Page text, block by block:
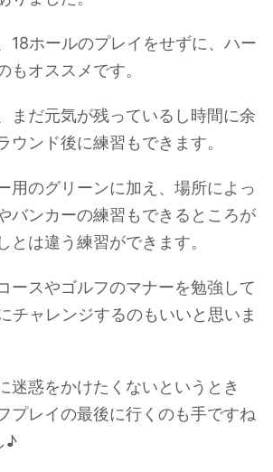
18ホールのプレイをせずに、ハー
もオススメです。
まだ元気が残っているし時間に余
ウンド後に練習もできます。
用のグリーンに加え、場所によっ
バンカーの練習もできるところが
とは違う練習ができます。
ースやゴルフのマナーを勉強して
チャレンジするのもいいと思いま
迷惑をかけたくないというとき
プレイの最後に行くのも手ですね
♪